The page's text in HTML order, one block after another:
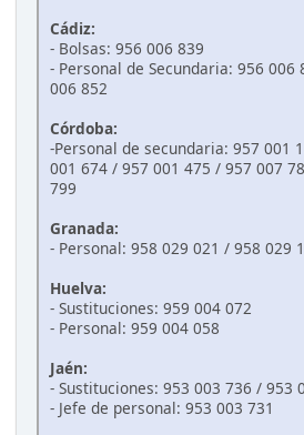
Cádiz:
- Bolsas: 956 006 839
- Personal de Secundaria: 956 006
006 852
Córdoba:
-Personal de secundaria: 957 001
001 674 / 957 001 475 / 957 007
799
Granada:
- Personal: 958 029 021 / 958 029
Huelva:
- Sustituciones: 959 004 072
- Personal: 959 004 058
Jaén:
- Sustituciones: 953 003 736 / 953
- Jefe de personal: 953 003 731